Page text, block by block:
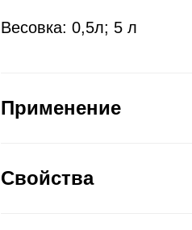
Весовка: 0,5л; 5 л
Применение
Свойства